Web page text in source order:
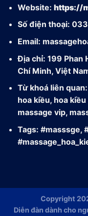
Website: https://
Số điện thoại:
Email:
Địa chỉ: 199 Phan
Chí Minh, Việt
Từ khoá liên
hoa kiều, hoa
massage vip,
Tags: #masssge,
Copyright
Diễn đàn dành cho